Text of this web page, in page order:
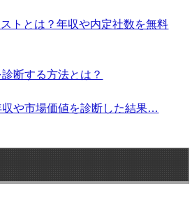
トとは？年収や内定社数を無料
断する方法とは？
収や市場価値を診断した結果…